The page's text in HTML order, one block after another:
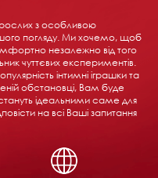
з особливою
погляду. Ми хочемо, щоб
незалежно від того
чуттєвих експериментів.
інтимні іграшки та
обстановці, Вам буде
стануть ідеальними саме для
на всі Ваші запитання